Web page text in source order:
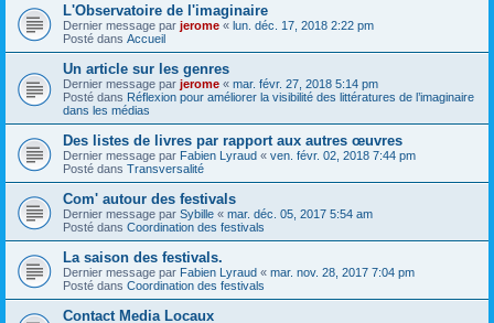
L'Observatoire de l'imaginaire
Dernier message par jerome « lun. déc. 17, 2018 2:22 pm
Posté dans Accueil
Un article sur les genres
Dernier message par jerome « mar. févr. 27, 2018 5:14 pm
Posté dans Réflexion pour améliorer la visibilité des littératures de l’imaginaire
dans les médias
Des listes de livres par rapport aux autres œuvres
Dernier message par Fabien Lyraud « ven. févr. 02, 2018 7:44 pm
Posté dans Transversalité
Com' autour des festivals
Dernier message par Sybille « mar. déc. 05, 2017 5:54 am
Posté dans Coordination des festivals
La saison des festivals.
Dernier message par Fabien Lyraud « mar. nov. 28, 2017 7:04 pm
Posté dans Coordination des festivals
Contact Media Locaux